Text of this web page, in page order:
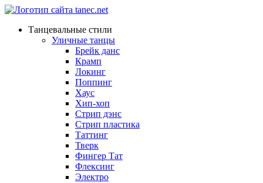
Танцевальные стили
Уличные танцы
Брейк данс
Крамп
Локинг
Поппинг
Хаус
Хип-хоп
Стрип дэнс
Стрип пластика
Таттинг
Тверк
Фингер Тат
Флексинг
Электро